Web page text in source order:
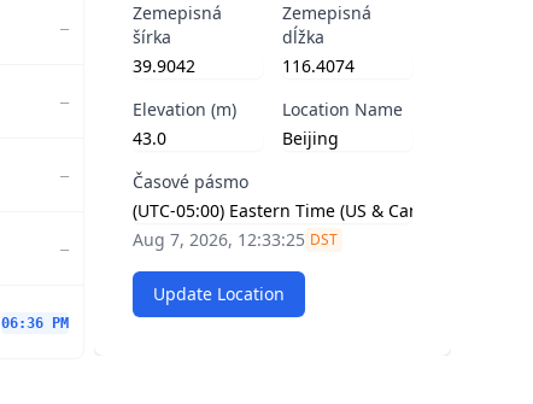
—
—
—
—
06:36 PM
Zemepisná
šírka
Zemepisná
dĺžka
Elevation (m) Location Name
Časové pásmo
Aug 7, 2026, 12:33:25 DST
Update Location